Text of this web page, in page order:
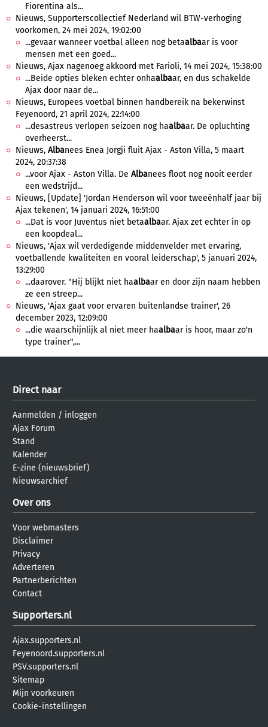
Fiorentina als...
Nieuws, Supporterscollectief Nederland wil BTW-verhoging
voorkomen, 24 mei 2024, 19:02:00
...gevaar wanneer voetbal alleen nog betaalbaar is voor
mensen met een goed...
Nieuws, Ajax nagenoeg akkoord met Farioli, 14 mei 2024, 15:38:00
...Beide opties bleken echter onhaalbaar, en dus schakelde
Ajax door naar de...
Nieuws, Europees voetbal binnen handbereik na bekerwinst
Feyenoord, 21 april 2024, 22:14:00
...desastreus verlopen seizoen nog haalbaar. De opluchting
overheerst...
Nieuws, Albanees Enea Jorgji fluit Ajax - Aston Villa, 5 maart
2024, 20:37:38
...voor Ajax - Aston Villa. De Albanees floot nog nooit eerder
een wedstrijd...
Nieuws, [Update] 'Jordan Henderson wil voor tweeënhalf jaar bij
Ajax tekenen', 14 januari 2024, 16:51:00
...Dat is voor Juventus niet betaalbaar. Ajax zet echter in op
een koopdeal...
Nieuws, 'Ajax wil verdedigende middenvelder met ervaring,
voetballende kwaliteiten en vooral leiderschap', 5 januari 2024,
13:29:00
...daarover. "Hij blijkt niet haalbaar en door zijn naam hebben
ze een streep...
Nieuws, 'Ajax gaat voor ervaren buitenlandse trainer', 26
december 2023, 12:09:00
...die waarschijnlijk al niet meer haalbaar is hoor, maar zo'n
type trainer",...
Direct naar
Aanmelden / inloggen
Ajax Forum
Stand
Kalender
E-zine (nieuwsbrief)
Nieuwsarchief
Over ons
Voor webmasters
Disclaimer
Privacy
Adverteren
Partnerberichten
Contact
Supporters.nl
Ajax.supporters.nl
Feyenoord.supporters.nl
PSV.supporters.nl
Sitemap
Mijn voorkeuren
Cookie-instellingen